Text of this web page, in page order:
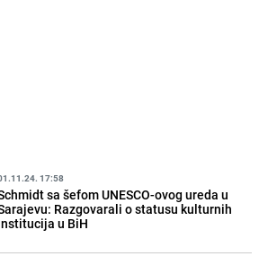
17:58
sa šefom UNESCO-ovog ureda u
Razgovarali o statusu kulturnih
u BiH